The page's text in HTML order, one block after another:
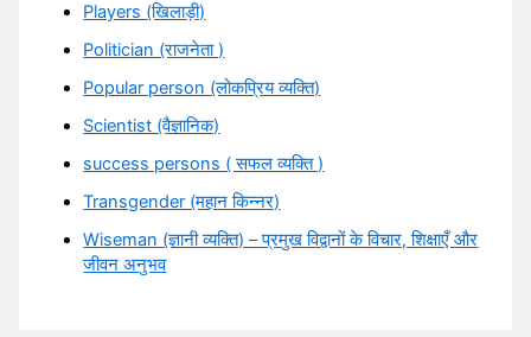
Players (खिलाड़ी)
Politician (राजनेता )
Popular person (लोकप्रिय व्यक्ति)
Scientist (वैज्ञानिक)
success persons ( सफल व्यक्ति )
Transgender (महान किन्नर)
Wiseman (ज्ञानी व्यक्ति) – प्रमुख विद्वानों के विचार, शिक्षाएँ और
जीवन अनुभव